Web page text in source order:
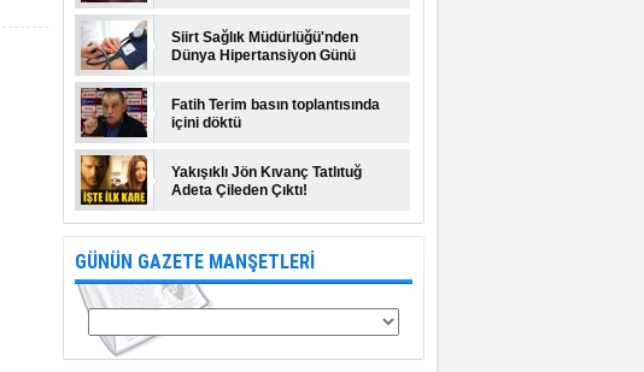
Siirt Sağlık Müdürlüğü'nden
Dünya Hipertansiyon Günü
Fatih Terim basın toplantısında
içini döktü
Yakışıklı Jön Kıvanç Tatlıtuğ
Adeta Çileden Çıktı!
GÜNÜN GAZETE MANŞETLERİ